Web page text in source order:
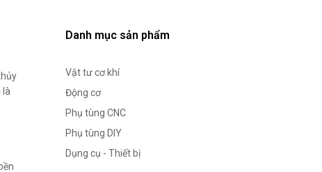
là
Danh mục sản phẩm
Vật tư cơ khí
Động cơ
Phụ tùng CNC
Phụ tùng DIY
Dụng cụ - Thiết bị